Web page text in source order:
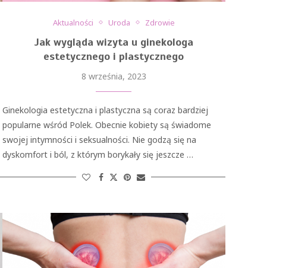
Aktualności Uroda Zdrowie
Jak wygląda wizyta u ginekologa
estetycznego i plastycznego
8 września, 2023
Ginekologia estetyczna i plastyczna są coraz bardziej
popularne wśród Polek. Obecnie kobiety są świadome
swojej intymności i seksualności. Nie godzą się na
dyskomfort i ból, z którym borykały się jeszcze …